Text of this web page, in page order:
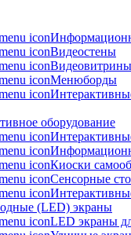
Видеостены
Видеовитрины
Менюборды
оборудование
Киоски
Сенсорные
(LED) экраны
LED экраны